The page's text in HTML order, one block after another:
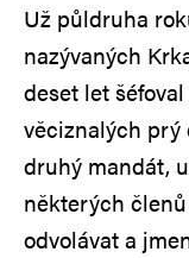
Už půldruha
nazývaných
deset let
věciznalých prý
druhý mandát,
některých
odvolávat a